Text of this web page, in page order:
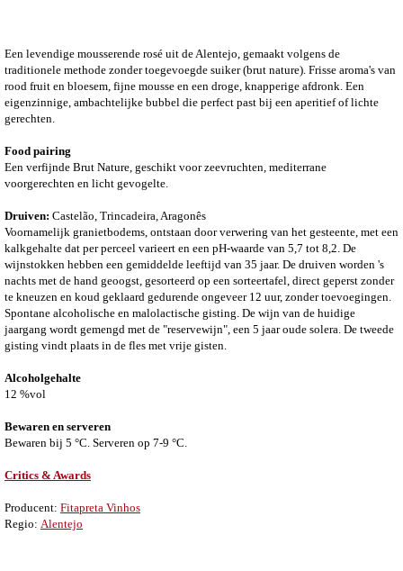
Een levendige mousserende rosé uit de Alentejo, gemaakt volgens de
traditionele methode zonder toegevoegde suiker (brut nature). Frisse aroma's van
rood fruit en bloesem, fijne mousse en een droge, knapperige afdronk. Een
eigenzinnige, ambachtelijke bubbel die perfect past bij een aperitief of lichte
gerechten.
Food pairing
Een verfijnde Brut Nature, geschikt voor zeevruchten, mediterrane
voorgerechten en licht gevogelte.
Druiven: Castelão, Trincadeira, Aragonês
Voornamelijk granietbodems, ontstaan ​​door verwering van het gesteente, met een
kalkgehalte dat per perceel varieert en een pH-waarde van 5,7 tot 8,2. De
wijnstokken hebben een gemiddelde leeftijd van 35 jaar. De druiven worden 's
nachts met de hand geoogst, gesorteerd op een sorteertafel, direct geperst zonder
te kneuzen en koud geklaard gedurende ongeveer 12 uur, zonder toevoegingen.
Spontane alcoholische en malolactische gisting. De wijn van de huidige
jaargang wordt gemengd met de "reservewijn", een 5 jaar oude solera. De tweede
gisting vindt plaats in de fles met vrije gisten.
Alcoholgehalte
12 %vol
Bewaren en serveren
Bewaren bij 5 °C. Serveren op 7-9 °C.
Critics & Awards
Producent: Fitapreta Vinhos
Regio: Alentejo